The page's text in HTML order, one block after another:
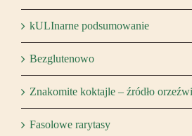
kULInarne podsumowanie
Bezglutenowo
Znakomite koktajle – źródło
Fasolowe rarytasy